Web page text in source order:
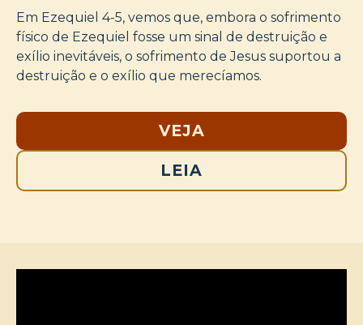
Em Ezequiel 4-5, vemos que, embora o sofrimento
físico de Ezequiel fosse um sinal de destruição e
exílio inevitáveis, o sofrimento de Jesus suportou a
destruição e o exílio que merecíamos.
VEJA
LEIA